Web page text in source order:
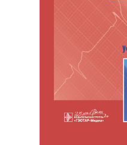
История просмотров
Способы доставки
Способы оплаты